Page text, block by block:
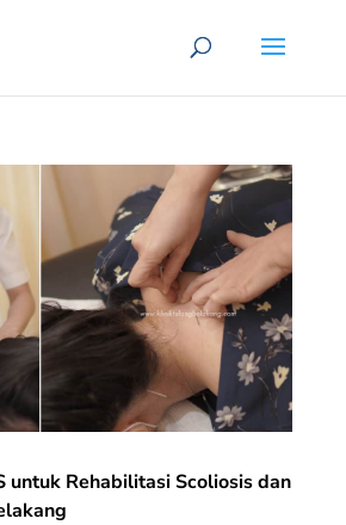
untuk Rehabilitasi Scoliosis dan